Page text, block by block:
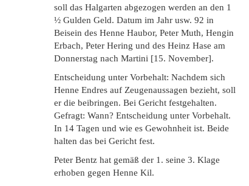
soll das Halgarten abgezogen werden an den 1
½ Gulden Geld. Datum im Jahr usw. 92 in
Beisein des Henne Haubor, Peter Muth, Hengin
Erbach, Peter Hering und des Heinz Hase am
Donnerstag nach Martini [15. November].
Entscheidung unter Vorbehalt: Nachdem sich
Henne Endres auf Zeugenaussagen bezieht, soll
er die beibringen. Bei Gericht festgehalten.
Gefragt: Wann? Entscheidung unter Vorbehalt.
In 14 Tagen und wie es Gewohnheit ist. Beide
halten das bei Gericht fest.
Peter Bentz hat gemäß der 1. seine 3. Klage
erhoben gegen Henne Kil.